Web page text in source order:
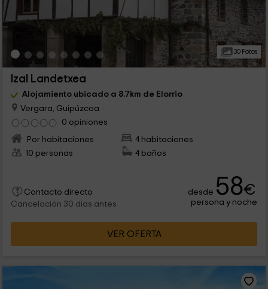
30 Fotos
Izal Landetxea
Alojamiento ubicado a 8.7km de Elorrio
Vergara, Guipúzcoa
0 opiniones
Por habitaciones
4 habitaciones
10 personas
4 baños
Contacto directo
Cancelación 30 días antes
desde 58€
persona y noche
VER OFERTA